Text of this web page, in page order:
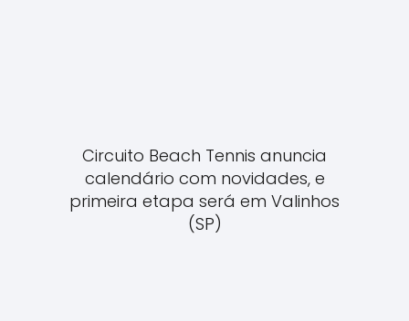
Circuito Beach Tennis anuncia
calendário com novidades, e
primeira etapa será em Valinhos
(SP)